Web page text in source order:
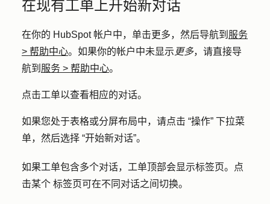
在现有工单上开始新对话
在你的 HubSpot 帐户中，单击更多，然后导航到 服务
> 帮助中心。如果你的帐户中未显示 更多，请直接导
航到 服务 > 帮助中心。
点击工单以查看相应的对话。
如果您处于表格或分屏布局中，请点击 “操作” 下拉菜
单，然后选择 “开始新对话”。
如果工单包含多个对话，工单顶部会显示标签页。点
击某个 标签页可在不同对话之间切换。